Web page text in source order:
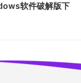
软件破解版下